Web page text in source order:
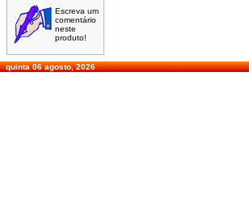
Escreva um
comentário
neste
produto!
quinta 06 agosto, 2026